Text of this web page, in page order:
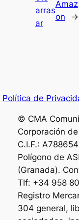
arras
ar
Amaz
on
→
Política de
© CMA
Corporación
C.I.F.:
Polígono de
(Granada).
Tlf: +34 958
Registro
304 general,